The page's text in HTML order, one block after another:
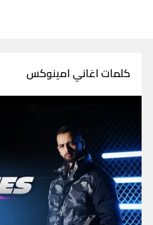
كلمات اغاني امينوكس